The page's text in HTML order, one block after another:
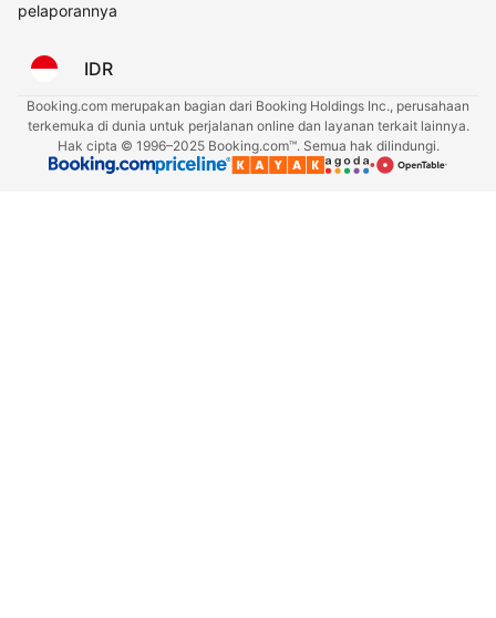
pelaporannya
IDR
Booking.com merupakan bagian dari Booking Holdings Inc., perusahaan
terkemuka di dunia untuk perjalanan online dan layanan terkait lainnya.
Hak cipta © 1996–2025 Booking.com™. Semua hak dilindungi.